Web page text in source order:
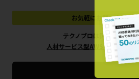
お気軽にお問い合わせく
テクノプロは国内有数の
人材サービス型AWSパートナー